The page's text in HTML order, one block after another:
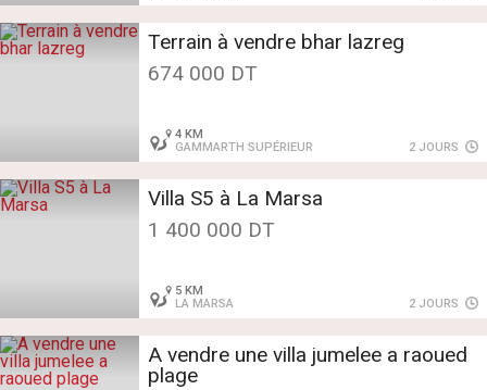
Terrain à vendre bhar lazreg
674 000 DT
4 KM
GAMMARTH SUPÉRIEUR
2 JOURS
Villa S5 à La Marsa
1 400 000 DT
5 KM
LA MARSA
2 JOURS
A vendre une villa jumelee a raoued
plage